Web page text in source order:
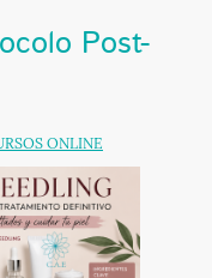
Post-
ONLINE